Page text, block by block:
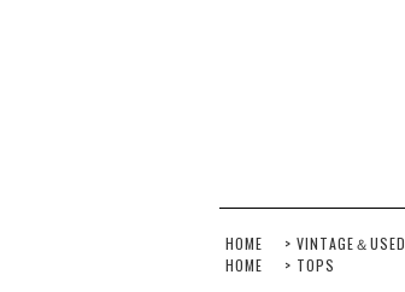
HOME > VINTAGE＆USED
HOME
> TOPS